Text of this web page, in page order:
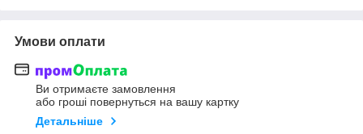
Умови оплати
Ви отримаєте замовлення
або гроші повернуться на вашу картку
Детальніше